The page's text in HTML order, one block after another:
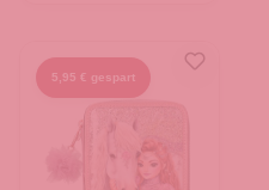
5,95 € gespart